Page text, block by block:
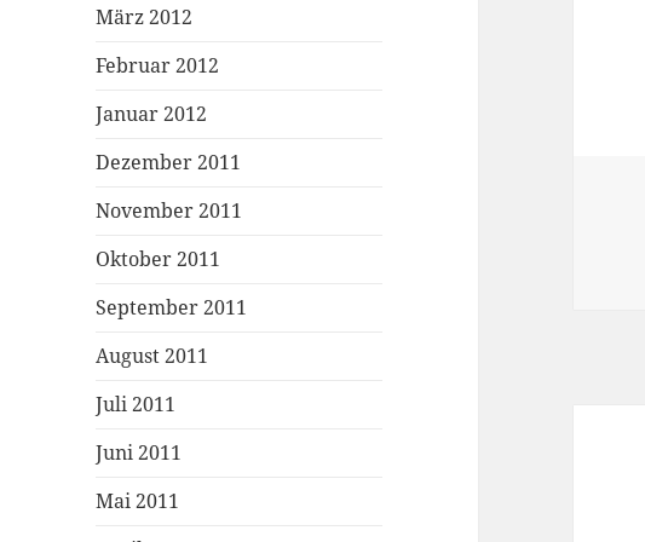
März 2012
Februar 2012
Januar 2012
Dezember 2011
November 2011
Oktober 2011
September 2011
August 2011
Juli 2011
Juni 2011
Mai 2011